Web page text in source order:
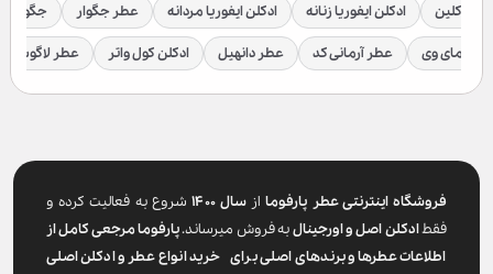
کلین ادکلن ایفوریا زنانه ادکلن ایفوریا مردانه عطر جگوار جگوار
عطر مای وی عطر آرمانی کد عطر دانهیل ادکلن کول واتر عطر لاگوست
فروشگاه اینترنتی عطر پارفوما از سال ۱۴۰۰
شروع به فعالیت کرده و
فقطادکلن اصل و اورجینالبه فروش میرساند.پارفومامرجعی کامل از
اطلاعات عطرها و برندهای اصلی برای خرید انواع عطر و ادکلن اصلی